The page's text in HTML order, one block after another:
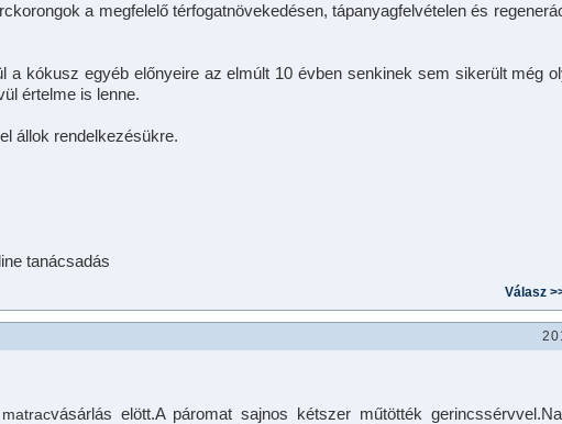
a megfelelő térfogatnövekedésen, tápanyagfelvételen és
a kókusz egyéb előnyeire az elmúlt 10 évben senkinek sem sikerült még
értelme is lenne.
állok rendelkezésükre.
tanácsadás
matracvásárlás elött.A páromat sajnos kétszer műtötték